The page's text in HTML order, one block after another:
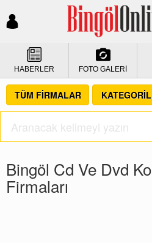
HABERLER FOTO GALERİ
TÜM FİRMALAR
Bingöl Cd Ve Dvd
Firmaları